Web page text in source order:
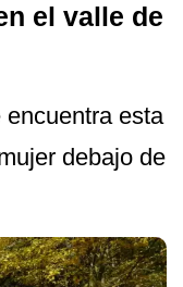
el valle de
esta
debajo de